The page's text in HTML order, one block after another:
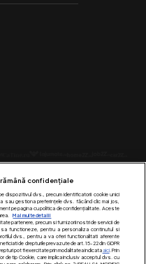
ne pe:
confidențiale
dispozitivul dvs., precum identificatorii cookie unici
sau gestiona preferințele dvs. făcând clic mai jos,
pe pagina cu politica de confidențialitate. Aceste
Mai multe detalii
partenere, precum si furnizorii nostri de servicii de
functioneze, pentru a personaliza continutul si
dvs., pentru a va oferi functionalitati aferente
de drepturile prevazute de art. 15-22 din GDPR
pot fi exercitate prin modalitatea indicataaici. Prin
de tip Cookie, care implica inclusiv acceptul dvs. cu